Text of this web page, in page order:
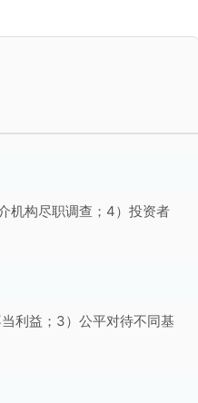
机构尽职调查；4）投资者
利益；3）公平对待不同基